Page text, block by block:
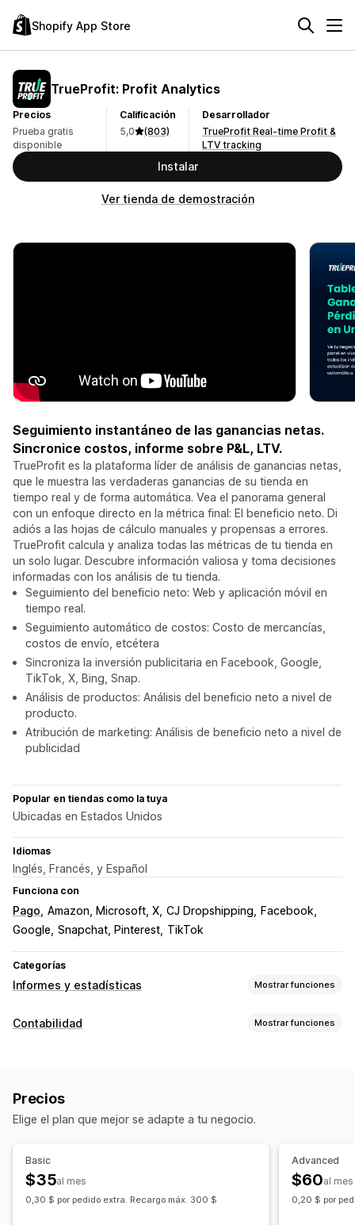
Shopify App Store
TrueProfit: Profit Analytics
Precios
Prueba gratis
disponible
Calificación
5,0
(803)
Desarrollador
TrueProfit Real-time Profit &
LTV tracking
Instalar
Ver tienda de demostración
Seguimiento instantáneo de las ganancias netas.
Sincronice costos, informe sobre P&L, LTV.
TrueProfit es la plataforma líder de análisis de ganancias netas,
que le muestra las verdaderas ganancias de su tienda en
tiempo real y de forma automática. Vea el panorama general
con un enfoque directo en la métrica final: El beneficio neto. Di
adiós a las hojas de cálculo manuales y propensas a errores.
TrueProfit calcula y analiza todas las métricas de tu tienda en
un solo lugar. Descubre información valiosa y toma decisiones
informadas con los análisis de tu tienda.
Seguimiento del beneficio neto: Web y aplicación móvil en
tiempo real.
Seguimiento automático de costos: Costo de mercancías,
costos de envío, etcétera
Sincroniza la inversión publicitaria en Facebook, Google,
TikTok, X, Bing, Snap.
Análisis de productos: Análisis del beneficio neto a nivel de
producto.
Atribución de marketing: Análisis de beneficio neto a nivel de
publicidad
Popular en tiendas como la tuya
Ubicadas en Estados Unidos
Idiomas
Inglés, Francés, y Español
Funciona con
Pago Amazon, Microsoft, X CJ Dropshipping
Facebook
Google Snapchat, Pinterest TikTok
Categorías
Informes y estadísticas Mostrar funciones
Comportamiento de los clientes
Marketing y ventas
ROAS
Seguimiento de compra
Seguimiento de UTM
Carrito abandonado
Contabilidad Mostrar funciones
Seguimiento de gastos
Seguimiento de COGS
Informes personalizados
Operaciones financieras
Múltiples tiendas
Múltiples monedas
Precios
Elige el plan que mejor se adapte a tu negocio.
Basic
$35al mes
0,30 $ por pedido extra. Recargo máx. 300 $
Advanced
$60al mes
0,20 $ por